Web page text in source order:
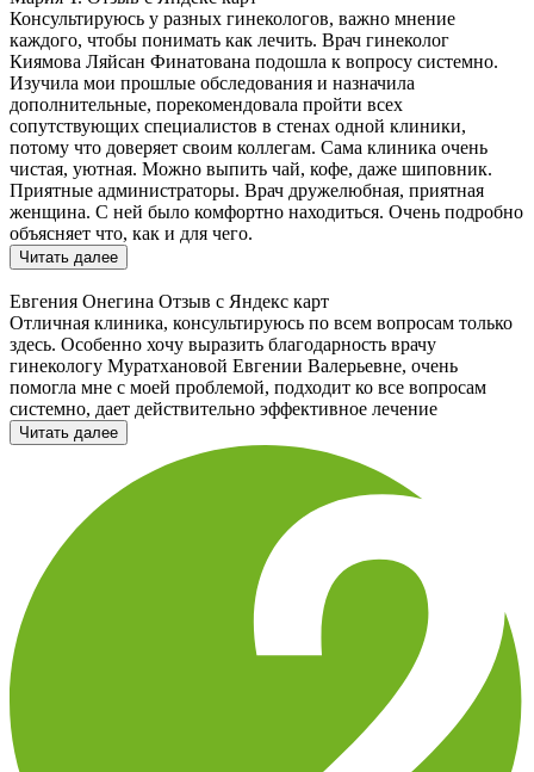
Консультируюсь у разных гинекологов, важно мнение
каждого, чтобы понимать как лечить. Врач гинеколог
Киямова Ляйсан Финатована подошла к вопросу системно.
Изучила мои прошлые обследования и назначила
дополнительные, порекомендовала пройти всех
сопутствующих специалистов в стенах одной клиники,
потому что доверяет своим коллегам. Сама клиника очень
чистая, уютная. Можно выпить чай, кофе, даже шиповник.
Приятные администраторы. Врач дружелюбная, приятная
женщина. С ней было комфортно находиться. Очень подробно
объясняет что, как и для чего.
Читать далее
Евгения Онегина Отзыв с Яндекс карт
Отличная клиника, консультируюсь по всем вопросам только
здесь. Особенно хочу выразить благодарность врачу
гинекологу Муратхановой Евгении Валерьевне, очень
помогла мне с моей проблемой, подходит ко все вопросам
системно, дает действительно эффективное лечение
Читать далее